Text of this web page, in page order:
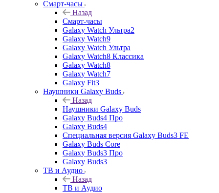
Смарт-часы
Назад
Смарт-часы
Galaxy Watch Ультра2
Galaxy Watch9
Galaxy Watch Ультра
Galaxy Watch8 Классика
Galaxy Watch8
Galaxy Watch7
Galaxy Fit3
Наушники Galaxy Buds
Назад
Наушники Galaxy Buds
Galaxy Buds4 Про
Galaxy Buds4
Специальная версия Galaxy Buds3 FE
Galaxy Buds Core
Galaxy Buds3 Про
Galaxy Buds3
ТВ и Аудио
Назад
ТВ и Аудио